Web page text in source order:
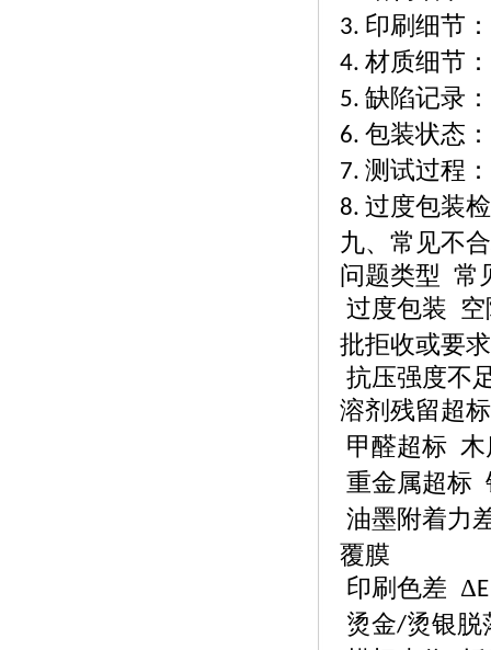
3. 印刷细节：
4. 材质细节
5. 缺陷记录
6. 包装状态
7. 测试过程
8. 过度包装
九、常见不
问题类型 常
过度包装
批拒收或要
抗压强度不
溶剂残留超标
甲醛超标
重金属超标
油墨附着力
覆膜
印刷色差 ΔE
烫金/烫银